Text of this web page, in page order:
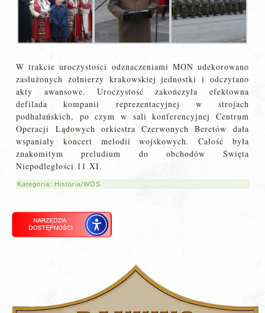
W trakcie uroczystości odznaczeniami MON udekorowano
zasłużonych żołnierzy krakowskiej jednostki i odczytano
akty awansowe. Uroczystość zakończyła efektowna
defilada kompanii reprezentacyjnej w strojach
podhalańskich, po czym w sali konferencyjnej Centrum
Operacji Lądowych orkiestra Czerwonych Beretów dała
wspaniały koncert melodii wojskowych. Całość była
znakomitym preludium do obchodów Święta
Niepodległości 11 XI.
Kategoria: Historia/WOS